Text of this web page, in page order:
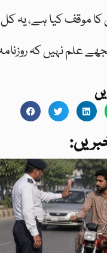
موقف کیا ہے، یہ
علم نہیں کہ روزنامہ